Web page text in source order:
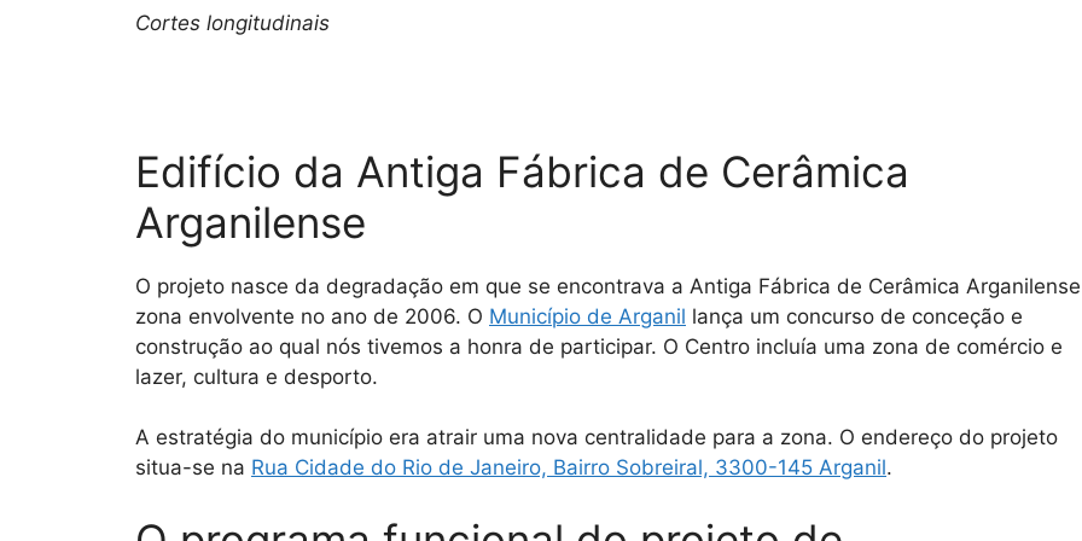
Cortes longitudinais
Edifício da Antiga Fábrica de Cerâmica
Arganilense
O projeto nasce da degradação em que se encontrava a Antiga Fábrica de Cerâmica
zona envolvente no ano de 2006. O Município de Arganil lança um concurso de conceção e
construção ao qual nós tivemos a honra de participar. O Centro incluía uma zona de comércio e
lazer, cultura e desporto.
A estratégia do município era atrair uma nova centralidade para a zona. O endereço do projeto
situa-se na Rua Cidade do Rio de Janeiro, Bairro Sobreiral, 3300-145 Arganil.